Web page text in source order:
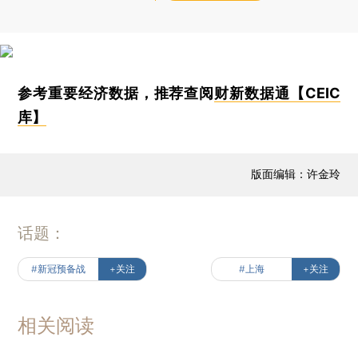
参考重要经济数据，推荐查阅 财新数据通【CEIC
库】
版面编辑：许金玲
话题：
#新冠预备战 +关注 #上海 +关注
相关阅读